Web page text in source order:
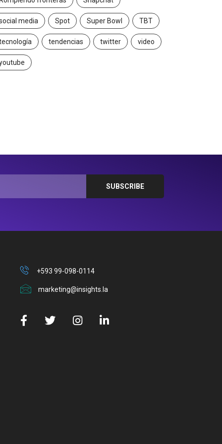
media Spot Super Bowl TBT
tendencias twitter video
+593 99-098-0114
marketing@insights.la